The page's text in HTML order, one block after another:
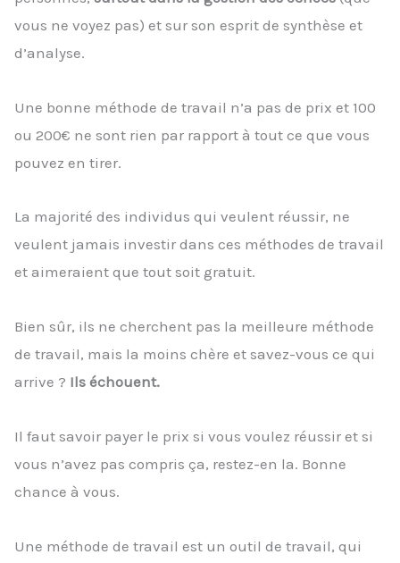
vous ne voyez pas) et sur son esprit de synthèse et
d’analyse.
Une bonne méthode de travail n’a pas de prix et 100
ou 200€ ne sont rien par rapport à tout ce que vous
pouvez en tirer.
La majorité des individus qui veulent réussir, ne
veulent jamais investir dans ces méthodes de travail
et aimeraient que tout soit gratuit.
Bien sûr, ils ne cherchent pas la meilleure méthode
de travail, mais la moins chère et savez-vous ce qui
arrive ? Ils échouent.
Il faut savoir payer le prix si vous voulez réussir et si
vous n’avez pas compris ça, restez-en la. Bonne
chance à vous.
Une méthode de travail est un outil de travail, qui